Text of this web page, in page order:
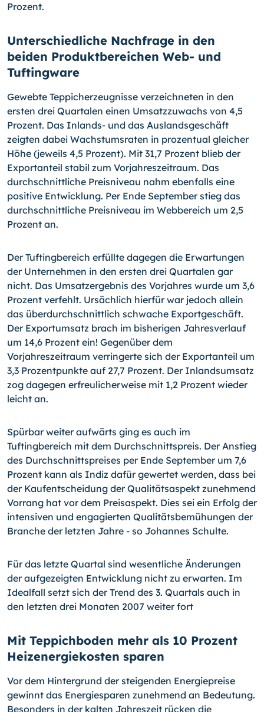
Prozent.
Unterschiedliche Nachfrage in den
beiden Produktbereichen Web- und
Tuftingware
Gewebte Teppicherzeugnisse verzeichneten in den
ersten drei Quartalen einen Umsatzzuwachs von 4,5
Prozent. Das Inlands- und das Auslandsgeschäft
zeigten dabei Wachstumsraten in prozentual gleicher
Höhe (jeweils 4,5 Prozent). Mit 31,7 Prozent blieb der
Exportanteil stabil zum Vorjahreszeitraum. Das
durchschnittliche Preisniveau nahm ebenfalls eine
positive Entwicklung. Per Ende September stieg das
durchschnittliche Preisniveau im Webbereich um 2,5
Prozent an.
Der Tuftingbereich erfüllte dagegen die Erwartungen
der Unternehmen in den ersten drei Quartalen gar
nicht. Das Umsatzergebnis des Vorjahres wurde um 3,6
Prozent verfehlt. Ursächlich hierfür war jedoch allein
das überdurchschnittlich schwache Exportgeschäft.
Der Exportumsatz brach im bisherigen Jahresverlauf
um 14,6 Prozent ein! Gegenüber dem
Vorjahreszeitraum verringerte sich der Exportanteil um
3,3 Prozentpunkte auf 27,7 Prozent. Der Inlandsumsatz
zog dagegen erfreulicherweise mit 1,2 Prozent wieder
leicht an.
Spürbar weiter aufwärts ging es auch im
Tuftingbereich mit dem Durchschnittspreis. Der Anstieg
des Durchschnittspreises per Ende September um 7,6
Prozent kann als Indiz dafür gewertet werden, dass bei
der Kaufentscheidung der Qualitätsaspekt zunehmend
Vorrang hat vor dem Preisaspekt. Dies sei ein Erfolg der
intensiven und engagierten Qualitätsbemühungen der
Branche der letzten Jahre - so Johannes Schulte.
Für das letzte Quartal sind wesentliche Änderungen
der aufgezeigten Entwicklung nicht zu erwarten. Im
Idealfall setzt sich der Trend des 3. Quartals auch in
den letzten drei Monaten 2007 weiter fort
Mit Teppichboden mehr als 10 Prozent
Heizenergiekosten sparen
Vor dem Hintergrund der steigenden Energiepreise
gewinnt das Energiesparen zunehmend an Bedeutung.
Besonders in der kalten Jahreszeit rücken die